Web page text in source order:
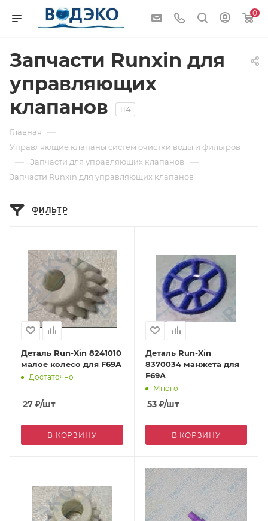
0
Запчасти Runxin для
управляющих
клапанов
114
Главная —
Управляющие клапаны систем очистки воды и фильтров
— Запчасти для управляющих клапанов —
Запчасти Runxin для управляющих клапанов
ФИЛЬТР
Деталь Run-Xin 8241010
малое колесо для F69A
Достаточно
27 ₽/шт
В КОРЗИНУ
Деталь Run-Xin
8370034 манжета для
F69A
Много
53₽/шт
В КОРЗИНУ